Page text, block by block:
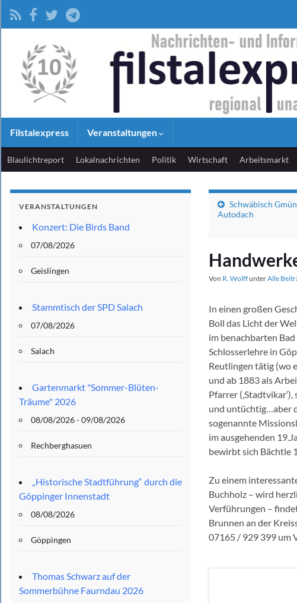
Filstalexpress Veranstaltungen
Blaulichtreport Lokalnachrichten Politik Wirtschaft Arbeitsmarkt
Schwäbisch
Autodach
Von R. WolffunterAlle
In einen großen
Boll das Licht der
im benachbarten
Schlosserlehre in
Reutlingen tätig (wo
und ab 1883 als
Pfarrer
und untüchtig…aber
sogenannte
im ausgehenden
bewirbt sich Bächtle
Zu einem
Buchholz – wird
Verführungen –
Brunnen an der
07165 / 929 399 um
VERANSTALTUNGEN
Konzert: Die Birds Band
07/08/2026
Geislingen
Stammtisch der SPD Salach
07/08/2026
Salach
Gartenmarkt "Sommer-Blüten-
Träume" 2026
08/08/2026 - 09/08/2026
Rechberghasuen
„Historische Stadtführung“ durch die
Göppinger Innenstadt
08/08/2026
Göppingen
Thomas Schwarz auf der
Sommerbühne Faurndau 2026